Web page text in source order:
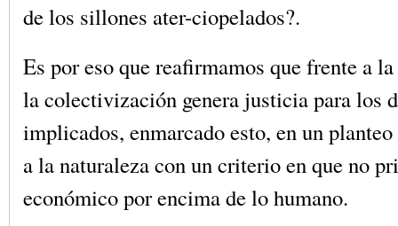
de los sillones ater-ciopelados?.
Es por eso que reafirmamos que frente a
la colectivización genera justicia para los
implicados, enmarcado esto, en un
a la naturaleza con un criterio en que no
económico por encima de lo humano.